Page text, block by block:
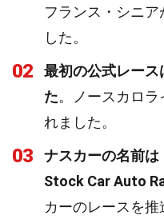
フランス・シニ
した。
02
最初の公式レース
た。ノースカロ
れました。
03
ナスカーの名前
Stock Car Auto
カーのレースを